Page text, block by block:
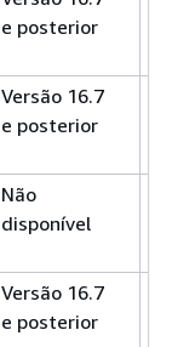
e posterior
Versão 16.7
e posterior
Não
disponível
Versão 16.7
e posterior